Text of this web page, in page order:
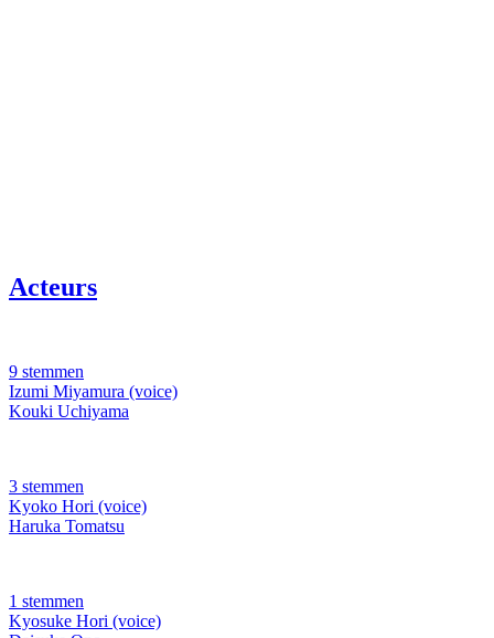
Acteurs
9 stemmen
Izumi Miyamura (voice)
Kouki Uchiyama
3 stemmen
Kyoko Hori (voice)
Haruka Tomatsu
1 stemmen
Kyosuke Hori (voice)